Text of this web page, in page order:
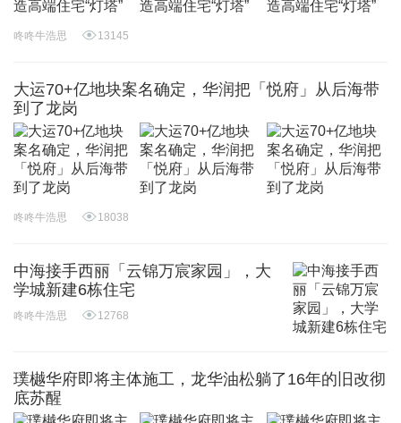
咚咚牛浩思 13145
大运70+亿地块案名确定，华润把「悦府」从后海带
到了龙岗
咚咚牛浩思 18038
中海接手西丽「云锦万宸家园」，大
学城新建6栋住宅
咚咚牛浩思 12768
璞樾华府即将主体施工，龙华油松躺了16年的旧改彻
底苏醒